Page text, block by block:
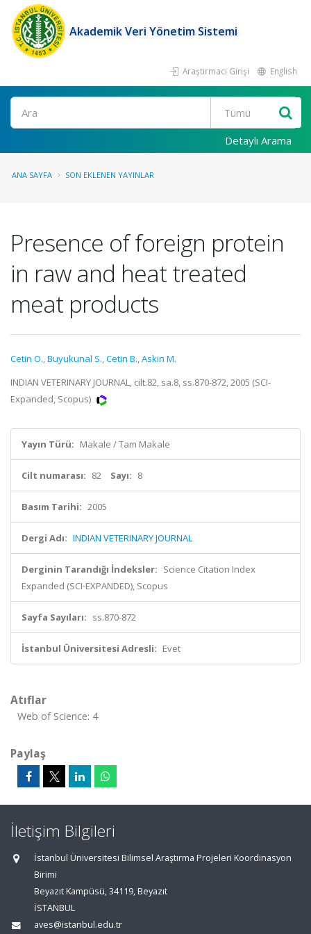
Akademik Veri Yönetim Sistemi
Araştırmacı Girişi English
Ara
Detaylı Arama
ANA SAYFA SON EKLENEN YAYINLAR
Presence of foreign protein
in raw and heat treated
meat products
Cetin O.,Buyukunal S.,Cetin B.,Askin M.
INDIAN VETERINARY JOURNAL, cilt.82, sa.8, ss.870-872, 2005 (SCI-
Expanded, Scopus)
Yayın Türü: Makale / Tam Makale
Cilt numarası: 82 Sayı: 8
Basım Tarihi: 2005
Dergi Adı: INDIAN VETERINARY JOURNAL
Derginin Tarandığı İndeksler: Science Citation Index
Expanded (SCI-EXPANDED), Scopus
Sayfa Sayıları: ss.870-872
İstanbul Üniversitesi Adresli: Evet
Atıflar
Web of Science: 4
Paylaş
İletişim Bilgileri
İstanbul Üniversitesi Bilimsel Araştırma Projeleri Koordinasyon
Birimi
Beyazıt Kampüsü, 34119, Beyazıt
İSTANBUL
aves@istanbul.edu.tr